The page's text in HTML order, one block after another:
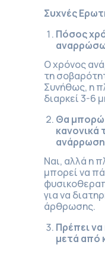
Συχνές
Πόσος
Ο χρόνος
τη
Συνήθως, η
διαρκεί 3-6
Θα μπορώ
κανονικά
Ναι, αλλά η
μπορεί να
για να
άρθρωσης.
Πρέπει
μετά από